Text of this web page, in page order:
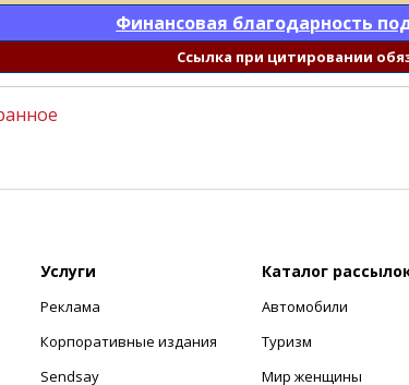
Финансовая благодарность
Cсылка при цитировании
Услуги
Реклама
Корпоративные издания
Sendsay
Каталог
Автомобили
Туризм
Мир женщины